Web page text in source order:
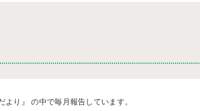
り』 の中で毎月報告しています。